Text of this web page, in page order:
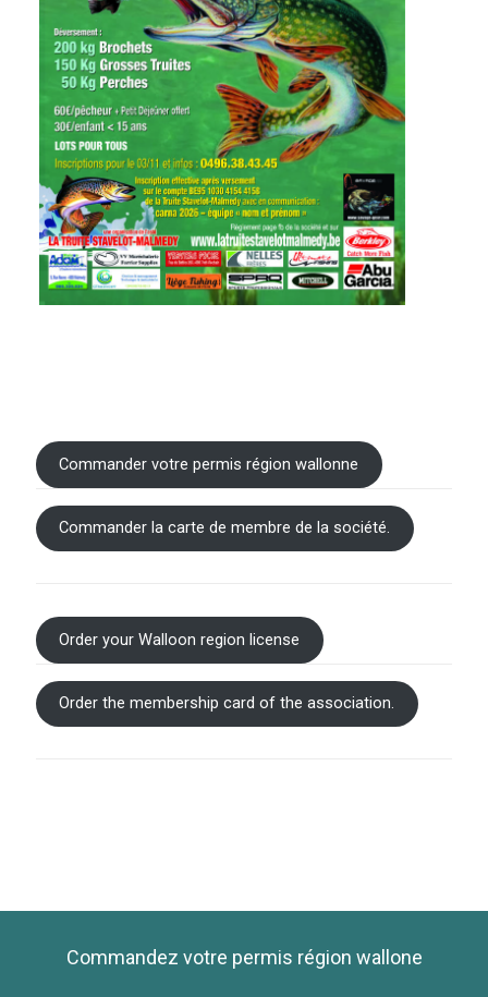
Commander votre permis région wallonne
Commander la carte de membre de la société.
Order your Walloon region license
Order the membership card of the association.
Commandez votre permis région wallone